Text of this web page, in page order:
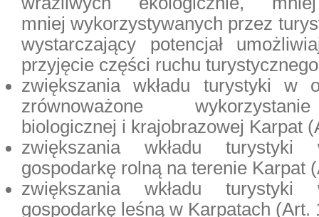
mniej wykorzystywanych przez
wystarczający potencjał
przyjęcie części ruchu
zwiększania wkładu turystyki w
zrównoważone
biologicznej i krajobrazowej Karpat
zwiększania wkładu turystyki
gospodarkę rolną na terenie Karpat
zwiększania wkładu turystyki
gospodarkę leśną w Karpatach (Art.